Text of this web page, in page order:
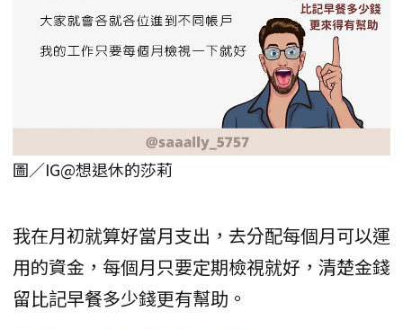
圖／IG@想退休的莎莉
我在月初就算好當月支出，去分配每個月可以運
用的資金，每個月只要定期檢視就好，清楚金錢
留比記早餐多少錢更有幫助。